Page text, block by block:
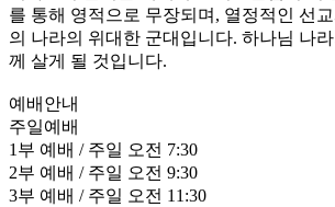
를 통해 영적으로 무장되며, 열정적인 선
의 나라의 위대한 군대입니다. 하나님 나
께 살게 될 것입니다.
예배안내
주일예배
1부 예배 / 주일 오전 7:30
2부 예배 / 주일 오전 9:30
3부 예배 / 주일 오전 11:30